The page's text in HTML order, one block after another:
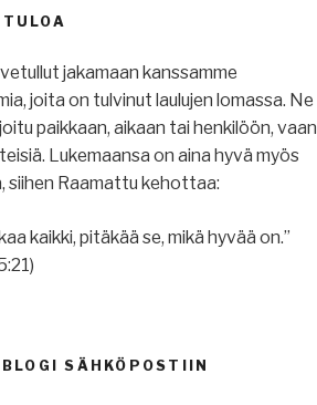
jakamaan kanssamme
joita on tulvinut laulujen lomassa. Ne
paikkaan, aikaan tai henkilöön, vaan
Lukemaansa on aina hyvä myös
siihen Raamattu kehottaa:
kaikki, pitäkää se, mikä hyvää on.”
SÄHKÖPOSTIIN